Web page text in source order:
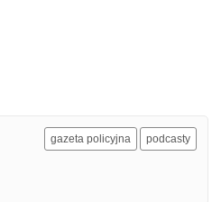
gazeta policyjna podcasty